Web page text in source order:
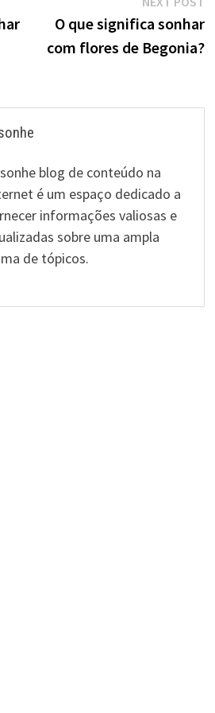
O que significa sonhar
com flores de Begonia?
blog de conteúdo na
é um espaço dedicado a
informações valiosas e
sobre uma ampla
de tópicos.